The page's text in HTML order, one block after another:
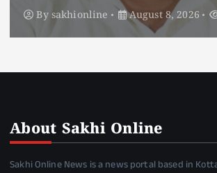
By sakhionline August 8, 2026
About Sakhi Online
Sakhi Online News is a news portal based in